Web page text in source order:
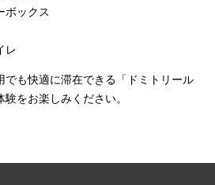
ボックス
レ
でも快適に滞在できる「ドミトリール
をお楽しみください。